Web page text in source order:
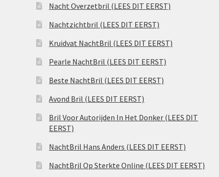
Nacht Overzetbril (LEES DIT EERST)
Nachtzichtbril (LEES DIT EERST)
Kruidvat NachtBril (LEES DIT EERST)
Pearle NachtBril (LEES DIT EERST)
Beste NachtBril (LEES DIT EERST)
Avond Bril (LEES DIT EERST)
Bril Voor Autorijden In Het Donker (LEES DIT
EERST)
NachtBril Hans Anders (LEES DIT EERST)
NachtBril Op Sterkte Online (LEES DIT EERST)